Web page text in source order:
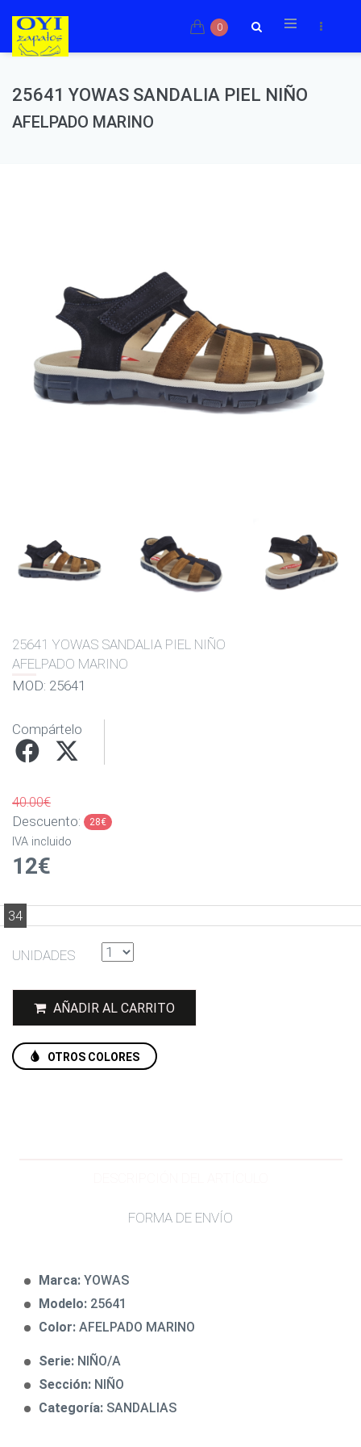
0
25641 YOWAS SANDALIA PIEL NIÑO
AFELPADO MARINO
25641 YOWAS SANDALIA PIEL NIÑO
AFELPADO MARINO
MOD: 25641
Compártelo
40.00€
Descuento:
28€
IVA incluido
12€
34
UNIDADES
AÑADIR AL CARRITO
OTROS COLORES
FORMA DE ENVÍO
Marca: YOWAS
Modelo: 25641
Color: AFELPADO MARINO
Serie: NIÑO/A
Sección: NIÑO
Categoría: SANDALIAS